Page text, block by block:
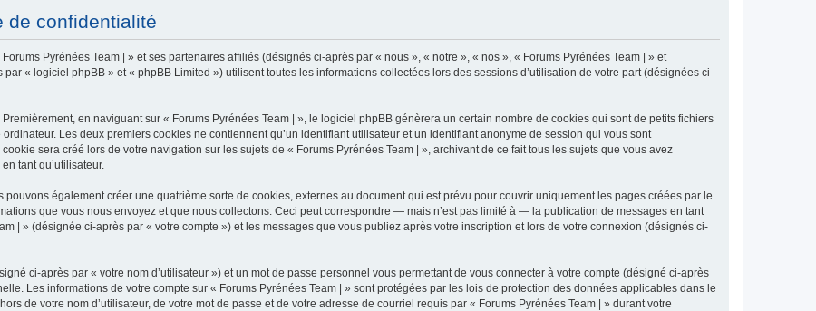
de confidentialité
Pyrénées Team | » et ses partenaires affiliés (désignés ci-après par « nous », « notre », « nos », « Forums Pyrénées Team | » et
« logiciel phpBB » et « phpBB Limited ») utilisent toutes les informations collectées lors des sessions d’utilisation de votre part (désignées ci-
en naviguant sur « Forums Pyrénées Team | », le logiciel phpBB génèrera un certain nombre de cookies qui sont de petits fichiers
Les deux premiers cookies ne contiennent qu’un identifiant utilisateur et un identifiant anonyme de session qui vous sont
sera créé lors de votre navigation sur les sujets de « Forums Pyrénées Team | », archivant de ce fait tous les sujets que vous avez
tant qu’utilisateur.
également créer une quatrième sorte de cookies, externes au document qui est prévu pour couvrir uniquement les pages créées par le
que vous nous envoyez et que nous collectons. Ceci peut correspondre — mais n’est pas limité à — la publication de messages en tant
| » (désignée ci-après par « votre compte ») et les messages que vous publiez après votre inscription et lors de votre connexion (désignés ci-
ci-après par « votre nom d’utilisateur ») et un mot de passe personnel vous permettant de vous connecter à votre compte (désigné ci-après
Les informations de votre compte sur « Forums Pyrénées Team | » sont protégées par les lois de protection des données applicables dans le
de votre nom d’utilisateur, de votre mot de passe et de votre adresse de courriel requis par « Forums Pyrénées Team | » durant votre